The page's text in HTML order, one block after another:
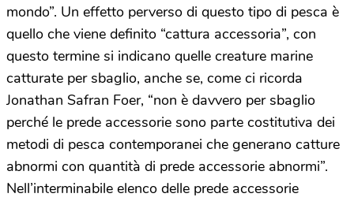
mondo”. Un effetto perverso di questo tipo di pesca è
quello che viene definito “cattura accessoria”, con
questo termine si indicano quelle creature marine
catturate per sbaglio, anche se, come ci ricorda
Jonathan Safran Foer, “non è davvero per sbaglio
perché le prede accessorie sono parte costitutiva dei
metodi di pesca contemporanei che generano catture
abnormi con quantità di prede accessorie abnormi”.
Nell’interminabile elenco delle prede accessorie